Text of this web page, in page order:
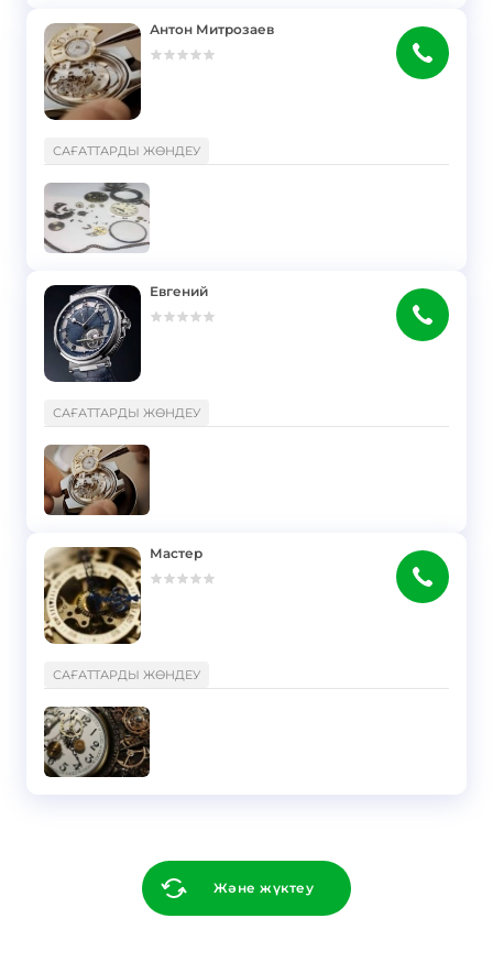
Антон Митрозаев
САҒАТТАРДЫ ЖӨНДЕУ
Евгений
САҒАТТАРДЫ ЖӨНДЕУ
Мастер
САҒАТТАРДЫ ЖӨНДЕУ
Және жүктеу